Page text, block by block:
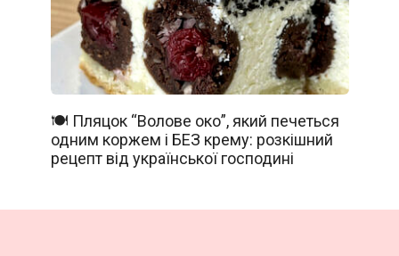
🍽️ Пляцок “Волове око”, який печеться
одним коржем і БЕЗ крему: розкішний
рецепт від української господині